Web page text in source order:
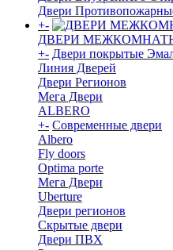
Двери
+-
ДВЕРИ
+- Двери покрытые
Линия Дверей
Двери Регионов
Мега Двери
ALBERO
+- Современные двери
Albero
Fly doors
Optima porte
Мега Двери
Uberture
Двери регионов
Скрытые двери
Двери ПВХ